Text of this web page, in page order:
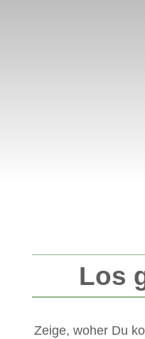
Los
Zeige, woher Du